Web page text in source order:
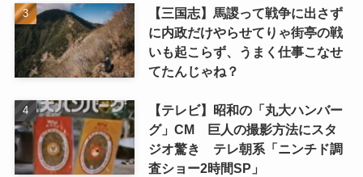
【三国志】馬謖って戦争に出さず
に内政だけやらせてりゃ街亭の戦
いも起こらず、うまく仕事こなせ
てたんじゃね？
【テレビ】昭和の「丸大ハンバー
グ」CM 巨人の撮影方法にスタ
ジオ驚き テレ朝系「ニンチド調
査ショー2時間SP」